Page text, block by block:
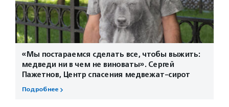
«Мы постараемся сделать все, чтобы выжить:
медведи ни в чем не виноваты». Сергей
Пажетнов, Центр спасения медвежат-сирот
Подробнее